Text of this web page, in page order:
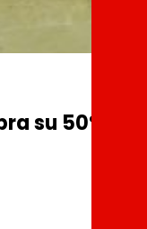
su 50º